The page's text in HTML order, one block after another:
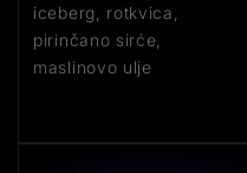
iceberg, rotkvica,
pirinčano sirće,
maslinovo ulje